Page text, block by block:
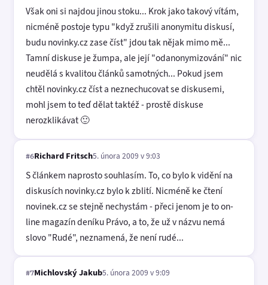
Však oni si najdou jinou stoku... Krok jako takový vítám,
nicméně postoje typu "když zrušili anonymitu diskusí,
budu novinky.cz zase číst" jdou tak nějak mimo mě...
Tamní diskuse je žumpa, ale její "odanonymizování" nic
neudělá s kvalitou článků samotných... Pokud jsem
chtěl novinky.cz číst a neznechucovat se diskusemi,
mohl jsem to teď dělat taktéž - prostě diskuse
nerozklikávat 🙂
#6Richard Fritsch5. února 2009 v 9:03
S článkem naprosto souhlasím. To, co bylo k vidění na
diskusích novinky.cz bylo k zblití. Nicméně ke čtení
novinek.cz se stejně nechystám - přeci jenom je to on-
line magazín deníku Právo, a to, že už v názvu nemá
slovo "Rudé", neznamená, že není rudé...
#7Michlovský Jakub5. února 2009 v 9:09